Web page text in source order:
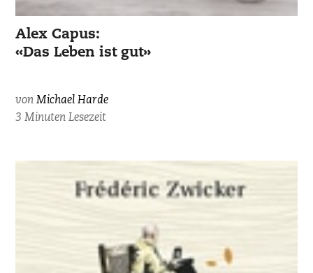
Alex Capus:
«Das Leben ist gut»
vonMichael Harde
3 Minuten Lesezeit